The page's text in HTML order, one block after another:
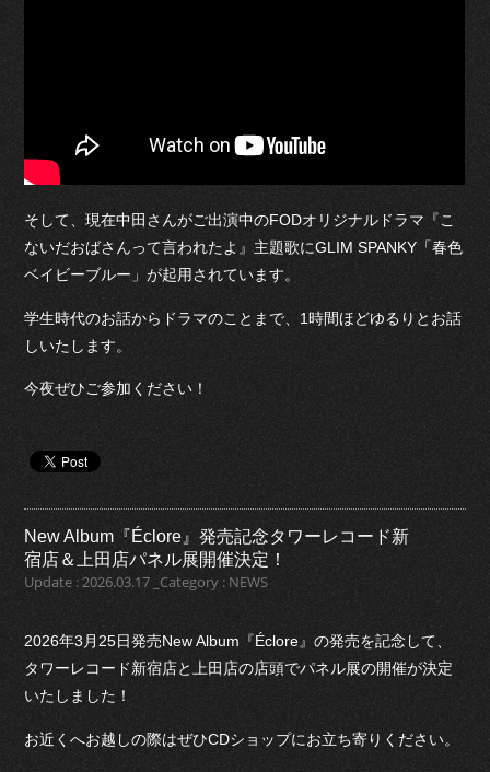
そして、現在中田さんがご出演中のFODオリジナルドラマ『こ
ないだおばさんって言われたよ』主題歌にGLIM SPANKY「春色
ベイビーブルー」が起用されています。
学生時代のお話からドラマのことまで、1時間ほどゆるりとお話
しいたします。
今夜ぜひご参加ください！
New Album『Éclore』発売記念タワーレコード新
宿店＆上田店パネル展開催決定！
Update : 2026.03.17 _Category : NEWS
2026年3月25日発売New Album『Éclore』の発売を記念して、
タワーレコード新宿店と上田店の店頭でパネル展の開催が決定
いたしました！
お近くへお越しの際はぜひCDショップにお立ち寄りください。